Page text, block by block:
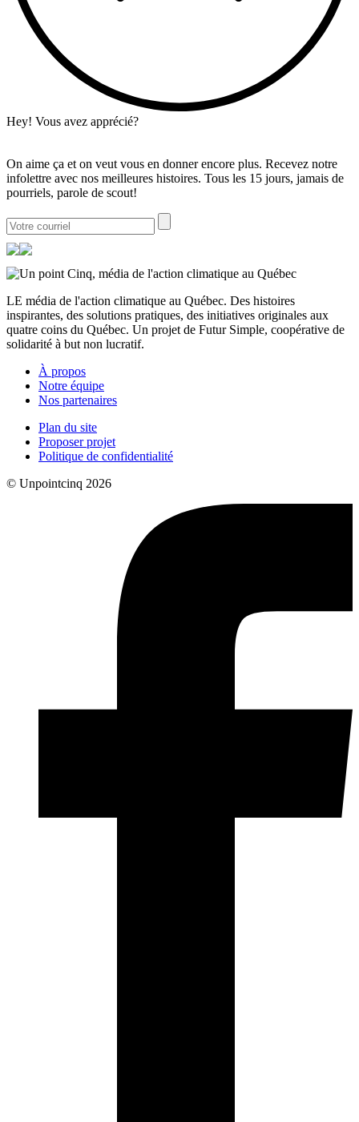
Hey! Vous avez apprécié?
On aime ça et on veut vous en donner encore plus. Recevez notre
infolettre avec nos meilleures histoires. Tous les 15 jours, jamais de
pourriels, parole de scout!
LE média de l'action climatique au Québec. Des histoires
inspirantes, des solutions pratiques, des initiatives originales aux
quatre coins du Québec. Un projet de Futur Simple, coopérative de
solidarité à but non lucratif.
À propos
Notre équipe
Nos partenaires
Plan du site
Proposer projet
Politique de confidentialité
© Unpointcinq 2026